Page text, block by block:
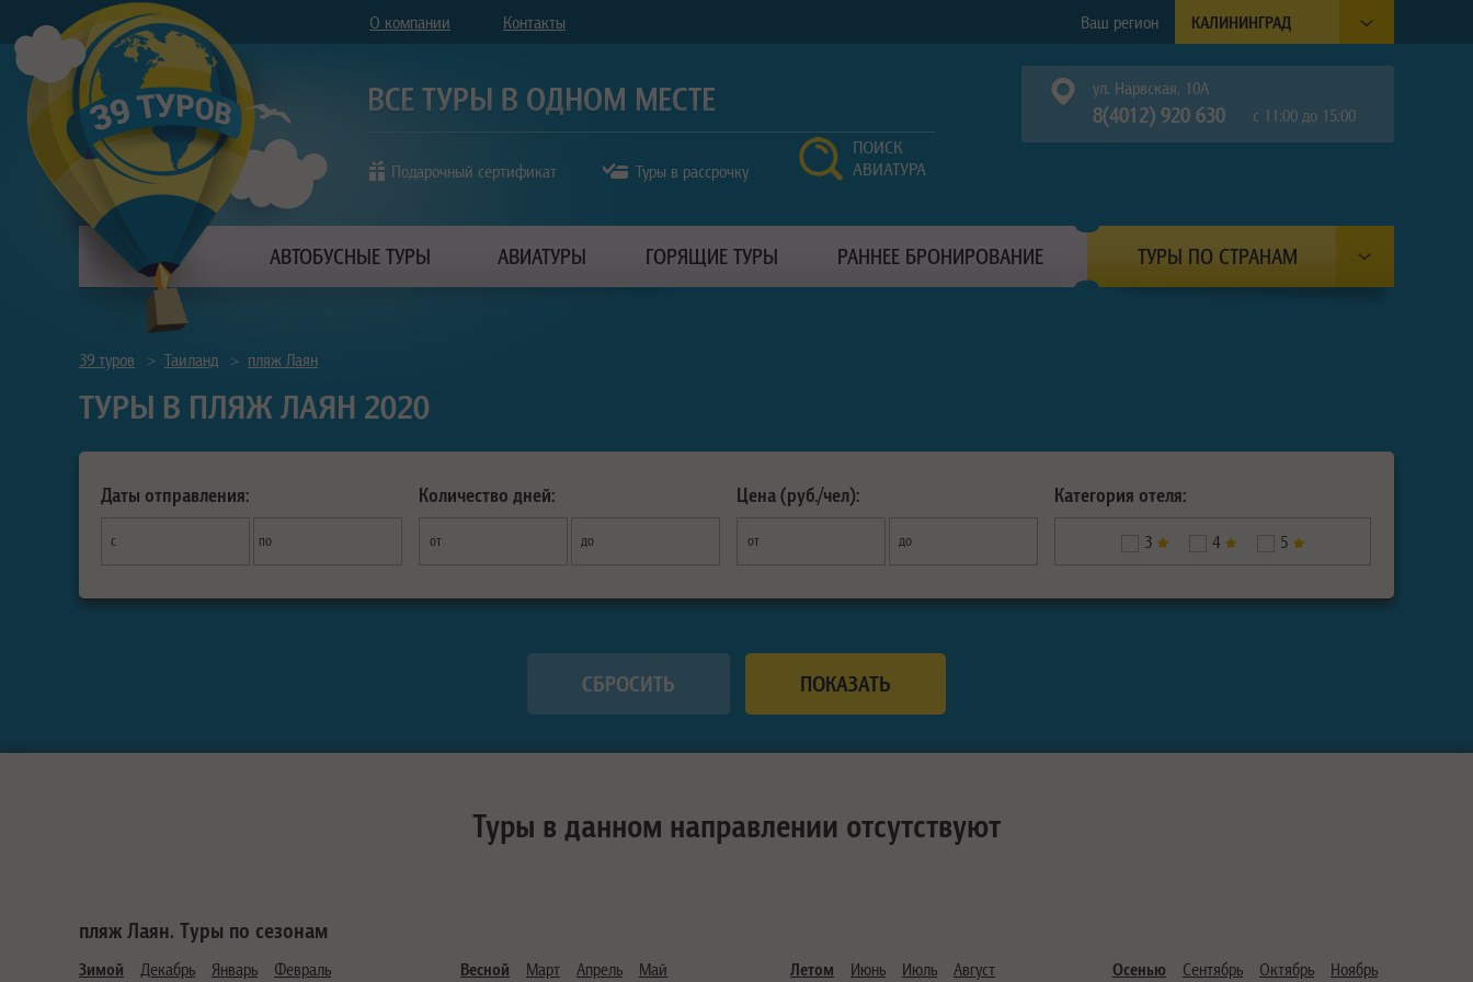
О компании Контакты КАЛИНИНГРАД
Ваш регион
ТУРЫ ПО СТРАНАМ
Подарочный сертификат Туры в рассрочку
ПОИСК
АВИАТУРА
ул. Нарвская, 10А
с 11:00 до 15:00
8(4012) 920 630
АВТОБУСНЫЕ ТУРЫ АВИАТУРЫ ГОРЯЩИЕ ТУРЫ РАННЕЕ БРОНИРОВАНИЕ
39 туров > Таиланд > пляж Лаян
ТУРЫ В ПЛЯЖ ЛАЯН 2020
Даты отправления:
с по
Количество дней:
от до
Цена (руб./чел):
от до
Категория отеля:
3 4 5
Туры в данном направлении отсутствуют
пляж Лаян. Туры по сезонам
Зимой Декабрь Январь Февраль Весной Март Апрель Май Летом Июнь Июль Август Осенью Сентябрь Октябрь Ноябрь